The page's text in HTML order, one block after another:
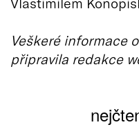
Veškeré informace
připravila redakce